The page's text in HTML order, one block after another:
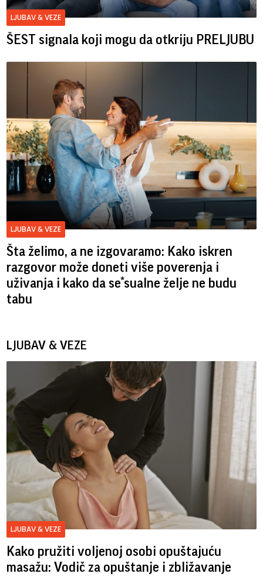
LJUBAV & VEZE
ŠEST signala koji mogu da otkriju PRELJUBU
LJUBAV & VEZE
Šta želimo, a ne izgovaramo: Kako iskren
razgovor može doneti više poverenja i
uživanja i kako da se*sualne želje ne budu
tabu
LJUBAV & VEZE
LJUBAV & VEZE
Kako pružiti voljenoj osobi opuštajuću
masažu: Vodič za opuštanje i zbližavanje